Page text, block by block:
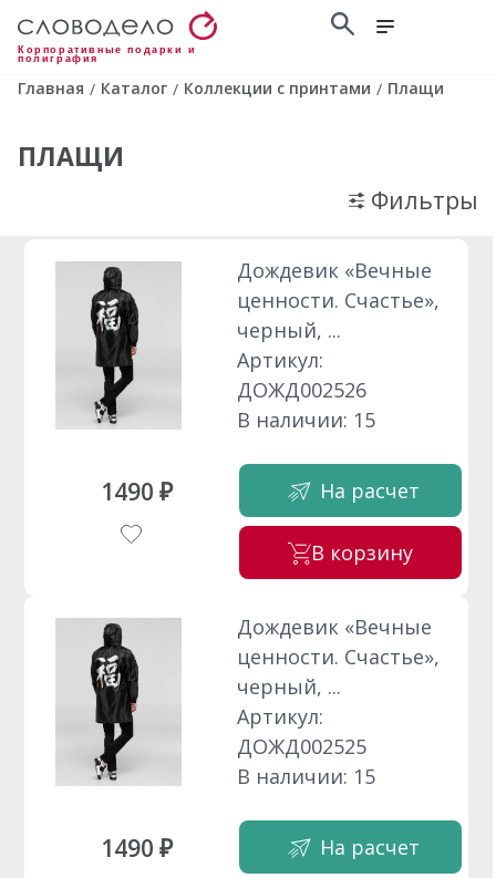
Корпоративные подарки и
полиграфия
Главная / Каталог / Коллекции с принтами / Плащи
ПЛАЩИ
Фильтры
1490 ₽
Дождевик «Вечные
ценности. Счастье»,
черный, ...
Артикул:
ДОЖД002526
В наличии: 15
На расчет
В корзину
1490 ₽
Дождевик «Вечные
ценности. Счастье»,
черный, ...
Артикул:
ДОЖД002525
В наличии: 15
На расчет